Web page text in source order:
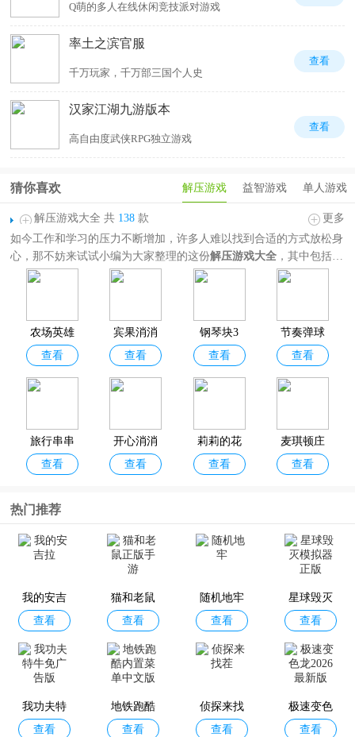
Q萌的多人在线休闲竞技派对游戏
率土之滨官服
千万玩家，千万部三国个人史
查看
汉家江湖九游版本
高自由度武侠RPG独立游戏
查看
解压游戏 益智游戏 单人游戏
猜你喜欢
解压游戏大全 共 138 款
更多
如今工作和学习的压力不断增加，许多人难以找到合适的方式放松身
心，那不妨来试试小编为大家整理的这份解压游戏大全 ，其中包括开
心消消乐、梦幻家园、苏打序列、猪了个猪等热门休闲解压游戏，题
竞技类，也不是烧脑的解谜类。喜欢解压游戏的朋友欢迎分享收藏！
农场英雄
传奇(Farm
Heroes Sag
查看
宾果消消
消官方正
版
查看
钢琴块3
查看
节奏弹球
查看
旅行串串
官方正版
查看
开心消消
乐正版
查看
莉莉的花
园
查看
麦琪顿庄
园
查看
还有这种
房产兄弟
家居设计
查看
超级捣蛋
单机泡泡
龙游戏
查看
闹鬼的房
子桃子移
植版
查看
海绵宝宝
大闹蟹堡
王中文最
新版
查看
水果爱消
暴打老板4
查看
热门推荐
我的安吉
拉
查看
猫和老鼠
正版手游
查看
随机地牢
查看
星球毁灭
模拟器正
版
查看
我功夫特
牛免广告
查看
地铁跑酷
内置菜单
查看
侦探来找
茬
查看
极速变色
龙2026最
查看